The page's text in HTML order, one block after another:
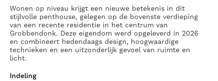
Wonen op niveau krijgt een nieuwe betekenis in dit
stijlvolle penthouse, gelegen op de bovenste verdieping
van een recente residentie in het centrum van
Grobbendonk. Deze eigendom werd opgeleverd in 2026
en combineert hedendaags design, hoogwaardige
technieken en een uitzonderlijk gevoel van ruimte en
licht.
Indeling